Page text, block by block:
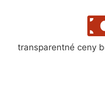
transparentné ceny